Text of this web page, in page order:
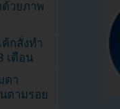
วยภาพ
กสั่งทำ
เดือน
ดา
ตามรอย